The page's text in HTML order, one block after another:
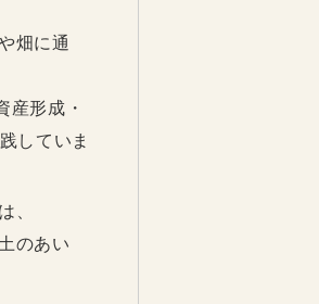
畑に通
産形成・
していま
、
のあい